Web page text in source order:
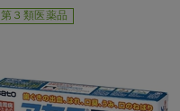
第３類医薬品